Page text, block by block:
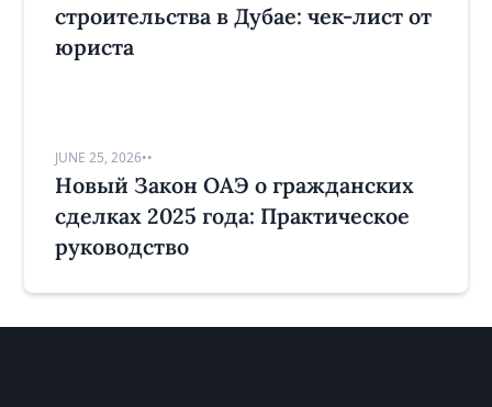
строительства в Дубае: чек-лист от
юриста
JUNE 25, 2026••
Новый Закон ОАЭ о гражданских
сделках 2025 года: Практическое
руководство